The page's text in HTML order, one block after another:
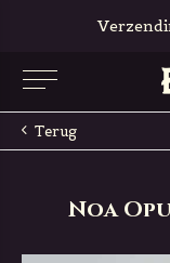
Terug
Noa